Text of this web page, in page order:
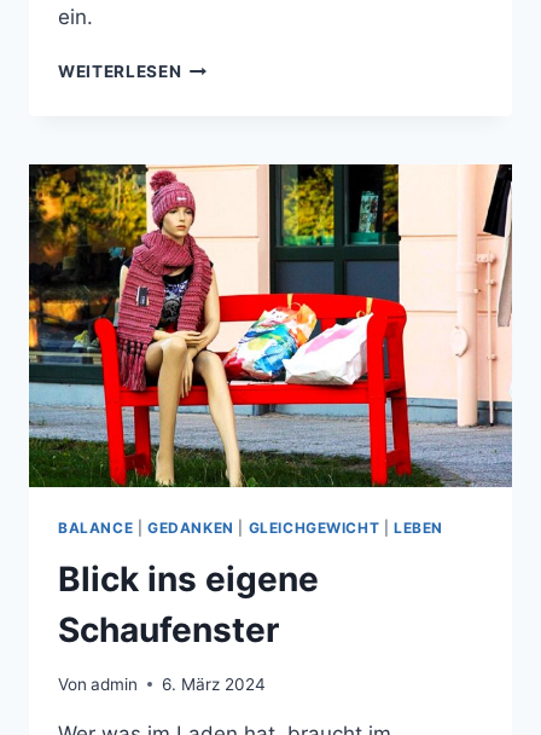
ein.
WEITERLESEN KRAFT
BALANCE GEDANKEN GLEICHGEWICHT |LEBEN
Blick ins eigene
Schaufenster
Von admin 6. März 2024